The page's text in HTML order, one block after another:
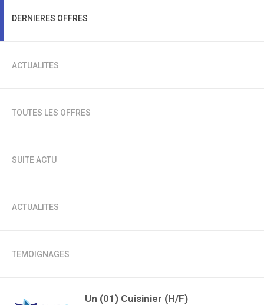
DERNIERES OFFRES
ACTUALITES
TOUTES LES OFFRES
SUITE ACTU
ACTUALITES
TEMOIGNAGES
Un (01) Cuisinier (H/F)